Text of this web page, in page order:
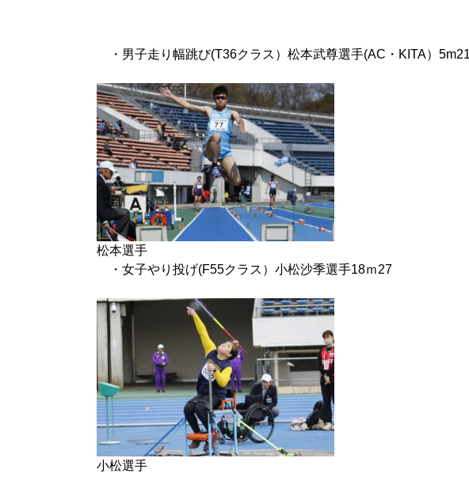
・男子走り幅跳び(T36クラス）松本武尊選手(AC・KITA）
松本選手
・女子やり投げ(F55クラス）小松沙季選手18ｍ27
小松選手